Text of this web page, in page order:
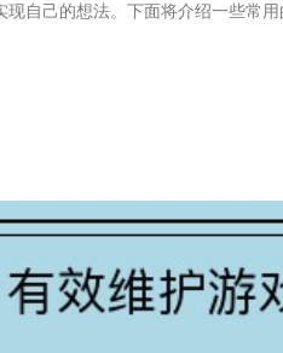
自己的想法。下面将介绍一些常